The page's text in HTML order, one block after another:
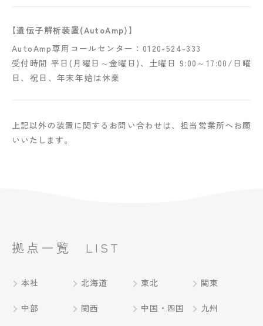
【遺伝子解析装置(AutoAmp)】
AutoAmp専用コールセンター：0120-524-333
受付時間 平日(月曜日～金曜日)、土曜日 9:00～17:00/日曜
日、祝日、年末年始は休業
上記以外の装置に関するお問い合わせは、担当営業所へお願
いいたします。
拠点一覧 LIST
本社 北海道 東北 関東
中部 関西 中国・四国 九州